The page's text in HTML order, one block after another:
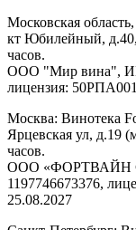
Московская
кт Юбилейный,
часов.
ООО "Мир вина",
лицензия:
Москва: Винотека
Ярцевская ул, д.19
часов.
ООО «ФОРТВАЙН
1197746673376,
25.08.2027